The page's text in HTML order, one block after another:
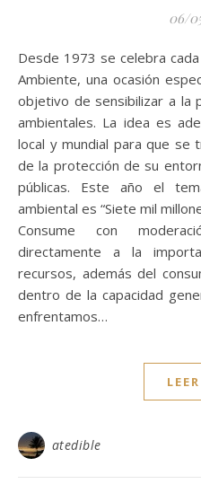
06/
Desde 1973 se celebra cada año el Día Mundial del Medio
Ambiente, una ocasión
objetivo de sensibilizar a la
ambientales. La idea es
local y mundial para que se
de la protección de su
públicas. Este año el
ambiental es “Siete mil
Consume con
directamente a la
recursos, además del
dentro de la capacidad
enfrentamos…
atedible